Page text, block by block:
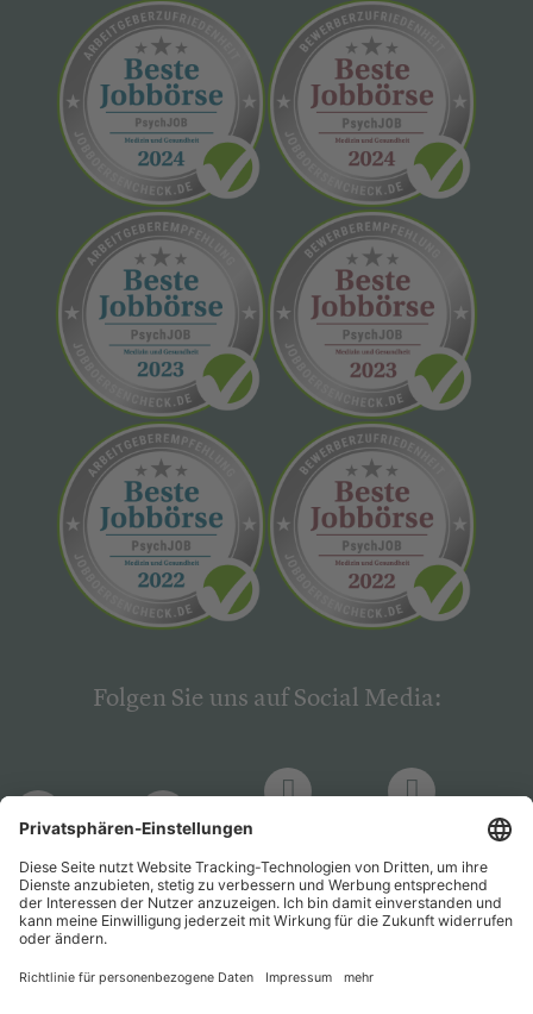
Folgen Sie uns auf Social Media:
PsychJOB PsychJOB
Hogrefe
Verlag
Hogrefe
Verlag